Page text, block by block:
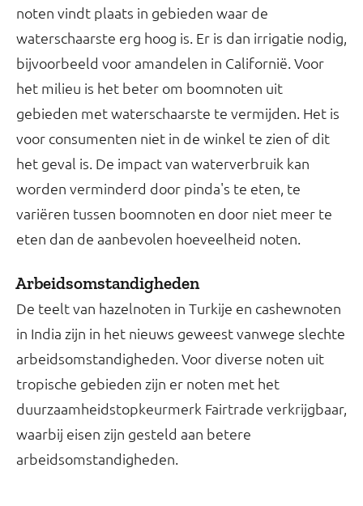
noten vindt plaats in gebieden waar de
waterschaarste erg hoog is. Er is dan irrigatie nodig,
bijvoorbeeld voor amandelen in Californië. Voor
het milieu is het beter om boomnoten uit
gebieden met waterschaarste te vermijden. Het is
voor consumenten niet in de winkel te zien of dit
het geval is. De impact van waterverbruik kan
worden verminderd door pinda's te eten, te
variëren tussen boomnoten en door niet meer te
eten dan de aanbevolen hoeveelheid noten.
Arbeidsomstandigheden
De teelt van hazelnoten in Turkije en cashewnoten
in India zijn in het nieuws geweest vanwege slechte
arbeidsomstandigheden. Voor diverse noten uit
tropische gebieden zijn er noten met het
duurzaamheidstopkeurmerk Fairtrade verkrijgbaar,
waarbij eisen zijn gesteld aan betere
arbeidsomstandigheden.